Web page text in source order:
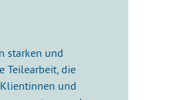
starken und
Teilearbeit, die
und